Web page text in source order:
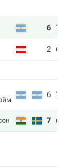
6 7
2 6
6 7
7 6